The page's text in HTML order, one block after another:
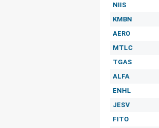
NIIS
KMBN
AERO
MTLC
TGAS
ALFA
ENHL
JESV
FITO